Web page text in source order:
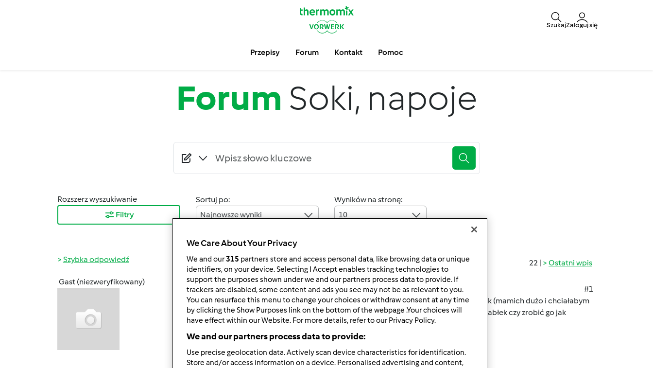
SzukajZaloguj się
Przepisy Forum Kontakt Pomoc
Forum Soki, napoje
Rozszerz wyszukiwanie
Filtry
Sortuj po:
Najnowsze wyniki
Wyników na stronę:
10
22 | Ostatni wpis
Szybka odpowiedź
Gast (niezweryfikowany)
sob., 12/04/2010 - 11:08
#1
Witam wszystkich użytkowników tm, mam prośbę potrzebuję przepisu na sok z jabłek (mamich dużo i chciałabym
wykorzystać na soki) szczerze bardzo dużo gotuję ale nie mam pomysłu na soczek z jabłek czy zrobić go jak
kubusia?
dzięki
We Care About Your Privacy
We and our315 partners store and access personal data, like browsing data or unique
identifiers, on your device. Selecting I Accept enables tracking technologies to
support the purposes shown under we and our partners process data to provide. If
trackers are disabled, some content and ads you see may not be as relevant to you.
You can resurface this menu to change your choices or withdraw consent at any time
by clicking the Show Purposes link on the bottom of the webpage .Your choices will
have effect within our Website. For more details, refer to our Privacy Policy.
We and our partners process data to provide:
Use precise geolocation data. Actively scan device characteristics for identification.
Store and/or access information on a device. Personalised advertising and content,